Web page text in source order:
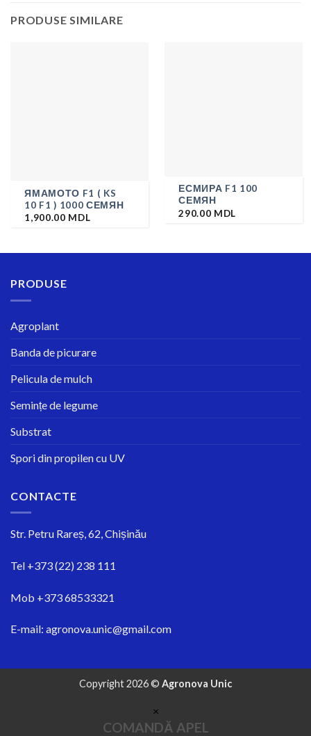
PRODUSE SIMILARE
ЯМАМОТО F1 ( KS
10 F1 ) 1000 СЕМЯН
1,900.00 MDL
ЕСМИРА F1 100
СЕМЯН
290.00 MDL
PRODUSE
Agroplant
Banda de picurare
Pelicula de mulch
Semințe de legume
Substrat
Spori din propilen cu UV
CONTACTE
Str. Petru Rareș, 62, Chișinău
Tel +373 (22) 238 111
Mob +373 68533321
E-mail: agronova.unic@gmail.com
Copyright 2026 © Agronova Unic
×
COMANDĂ APEL